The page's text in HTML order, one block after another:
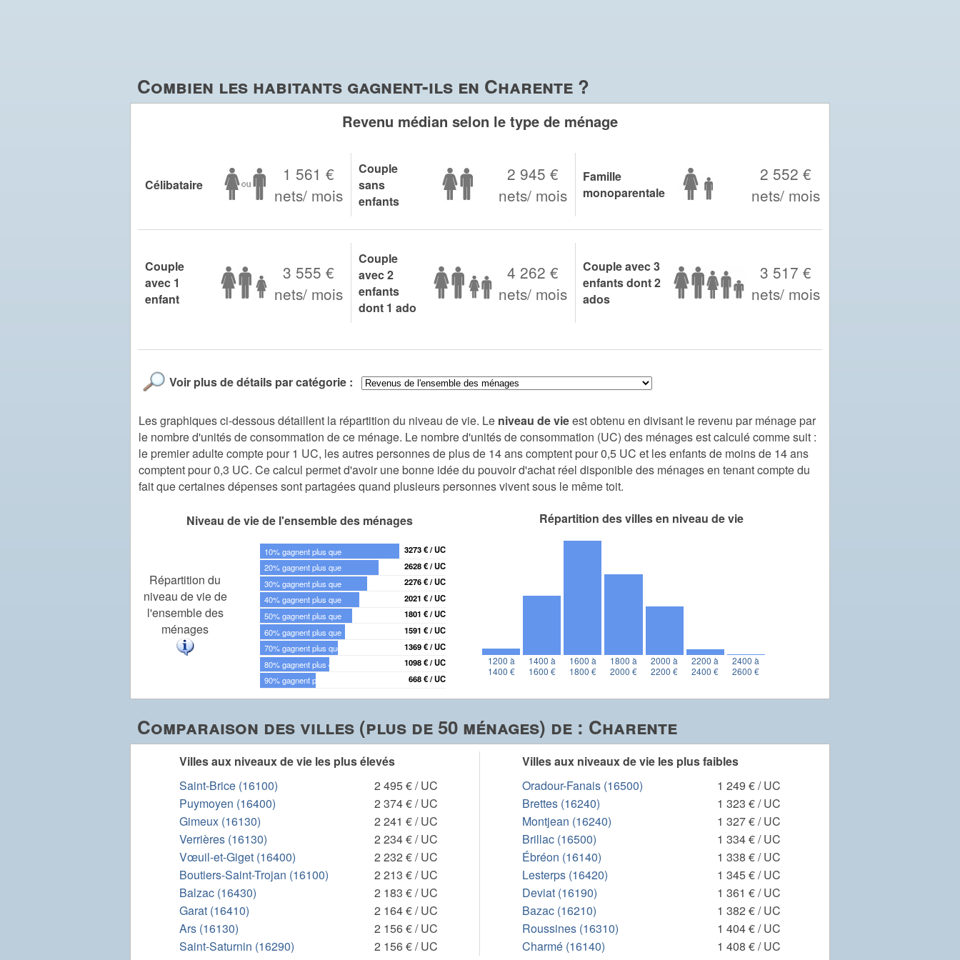
Combien les habitants gagnent-ils en Charente ?
Revenu médian selon le type de ménage
Célibataire
1 561 €
nets/ mois
Couple
sans
enfants
2 945 €
nets/ mois
Famille
monoparentale
2 552 €
nets/ mois
Couple
avec 1
enfant
3 555 €
nets/ mois
Couple
avec 2
enfants
dont 1 ado
4 262 €
nets/ mois
Couple avec 3
enfants dont 2
ados
3 517 €
nets/ mois
Voir plus de détails par catégorie :
Les graphiques ci-dessous détaillent la répartition du niveau de vie. Le niveau de vieest obtenu en divisant le revenu par ménage par
le nombre d'unités de consommation de ce ménage. Le nombre d'unités de consommation (UC) des ménages est calculé comme suit :
le premier adulte compte pour 1 UC, les autres personnes de plus de 14 ans comptent pour 0,5 UC et les enfants de moins de 14 ans
comptent pour 0,3 UC. Ce calcul permet d'avoir une bonne idée du pouvoir d'achat réel disponible des ménages en tenant compte du
fait que certaines dépenses sont partagées quand plusieurs personnes vivent sous le même toit.
Niveau de vie de l'ensemble des ménages
10% gagnent plus que
3273 € / UC
20% gagnent plus que
2628 € / UC
30% gagnent plus que
2276 € / UC
40% gagnent plus que
2021 € / UC
50% gagnent plus que
1801 € / UC
60% gagnent plus que
1591 € / UC
70% gagnent plus que
1369 € / UC
80% gagnent plus que
1098 € / UC
90% gagnent plus que
668 € / UC
Répartition du
niveau de vie de
l'ensemble des
ménages
Répartition des villes en niveau de vie
1200 à
1400 €
1400 à
1600 €
1600 à
1800 €
1800 à
2000 €
2000 à
2200 €
2200 à
2400 €
2400 à
2600 €
Comparaison des villes (plus de 50 ménages) de : Charente
Villes aux niveaux de vie les plus élevés
Saint-Brice (16100)
2 495 € / UC
Puymoyen (16400)
2 374 € / UC
Gimeux (16130)
2 241 € / UC
Verrières (16130)
2 234 € / UC
Vœuil-et-Giget (16400)
2 232 € / UC
Boutiers-Saint-Trojan (16100)
2 213 € / UC
Balzac (16430)
2 183 € / UC
Garat (16410)
2 164 € / UC
Ars (16130)
2 156 € / UC
Saint-Saturnin (16290)
2 156 € / UC
Villes aux niveaux de vie les plus faibles
Oradour-Fanais (16500)
1 249 € / UC
Brettes (16240)
1 323 € / UC
Montjean (16240)
1 327 € / UC
Brillac (16500)
1 334 € / UC
Ébréon (16140)
1 338 € / UC
Lesterps (16420)
1 345 € / UC
Deviat (16190)
1 361 € / UC
Bazac (16210)
1 382 € / UC
Roussines (16310)
1 404 € / UC
Charmé (16140)
1 408 € / UC